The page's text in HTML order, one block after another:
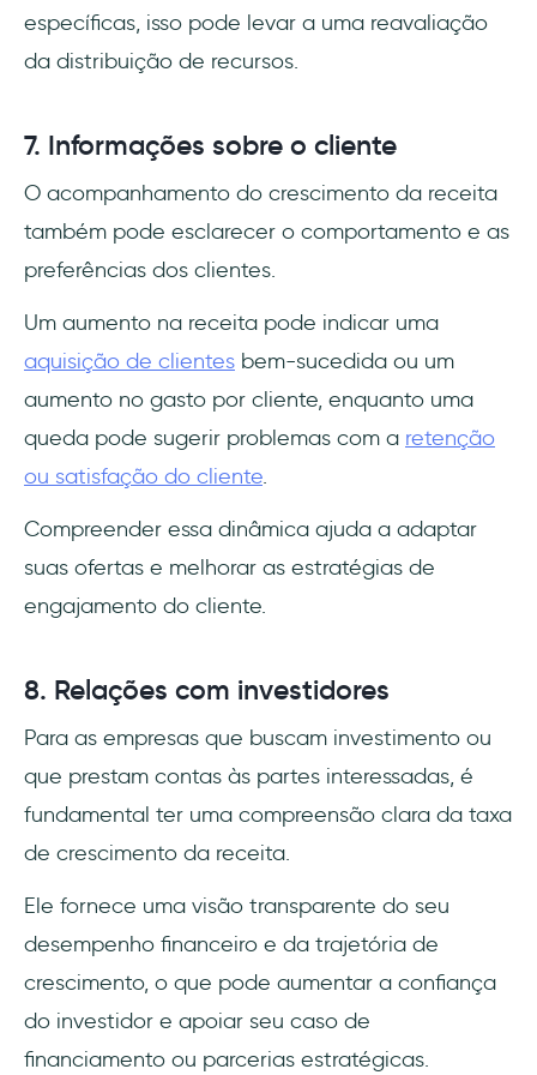
específicas, isso pode levar a uma reavaliação
da distribuição de recursos.
7. Informações sobre o cliente
O acompanhamento do crescimento da receita
também pode esclarecer o comportamento e as
preferências dos clientes.
Um aumento na receita pode indicar uma
aquisição de clientes bem-sucedida ou um
aumento no gasto por cliente, enquanto uma
queda pode sugerir problemas com a retenção
ou satisfação do cliente.
Compreender essa dinâmica ajuda a adaptar
suas ofertas e melhorar as estratégias de
engajamento do cliente.
8. Relações com investidores
Para as empresas que buscam investimento ou
que prestam contas às partes interessadas, é
fundamental ter uma compreensão clara da taxa
de crescimento da receita.
Ele fornece uma visão transparente do seu
desempenho financeiro e da trajetória de
crescimento, o que pode aumentar a confiança
do investidor e apoiar seu caso de
financiamento ou parcerias estratégicas.